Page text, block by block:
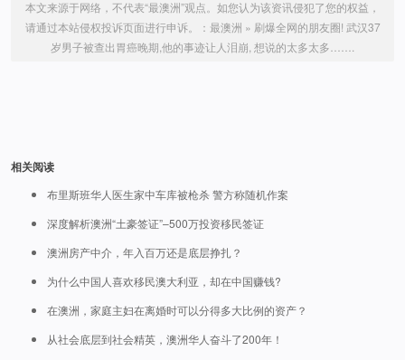
本文来源于网络，不代表“最澳洲”观点。如您认为该资讯侵犯了您的权益，
请通过本站侵权投诉页面进行申诉。： 最澳洲 » 刷爆全网的朋友圈! 武汉37
岁男子被查出胃癌晚期,他的事迹让人泪崩, 想说的太多太多…….
相关阅读
布里斯班华人医生家中车库被枪杀 警方称随机作案
深度解析澳洲“土豪签证”–500万投资移民签证
澳洲房产中介，年入百万还是底层挣扎？
为什么中国人喜欢移民澳大利亚，却在中国赚钱?
在澳洲，家庭主妇在离婚时可以分得多大比例的资产？
从社会底层到社会精英，澳洲华人奋斗了200年！